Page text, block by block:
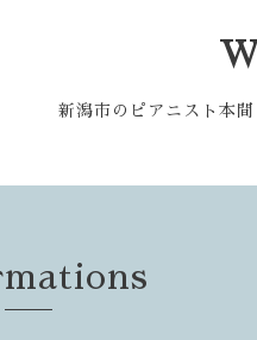
新潟市のピアニスト本